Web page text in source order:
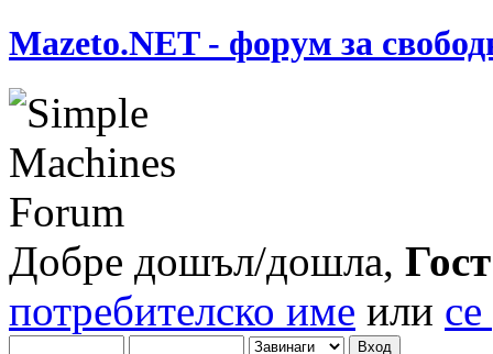
Mazeto.NET - форум за
Добре дошъл/дошла, Гост
потребителско име или